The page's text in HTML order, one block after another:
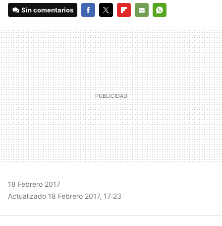
Sin comentarios
MAIL
18 Febrero 2017
Actualizado 18 Febrero 2017, 17:23